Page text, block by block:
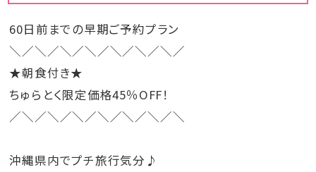
60日前までの早期ご予約プラン
＼／＼／＼／＼／＼／＼／＼／
★朝食付き★
ちゅらとく限定価格45％OFF！
／＼／＼／＼／＼／＼／＼／＼
沖縄県内でプチ旅行気分♪